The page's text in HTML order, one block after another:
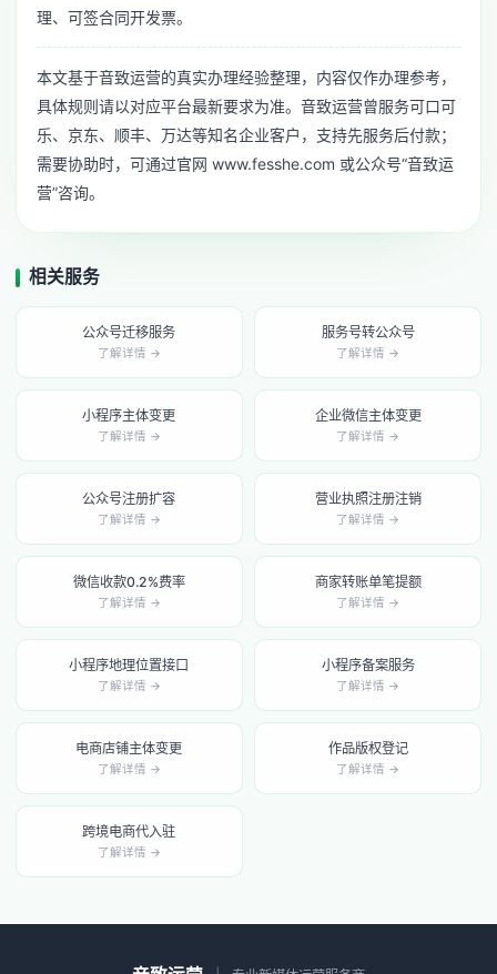
理、可签合同开发票。
本文基于音致运营的真实办理经验整理，内容仅作办理参考，
具体规则请以对应平台最新要求为准。音致运营曾服务可口可
乐、京东、顺丰、万达等知名企业客户，支持先服务后付款；
需要协助时，可通过官网 www.fesshe.com 或公众号“音致运
营”咨询。
相关服务
公众号迁移服务
了解详情 →
服务号转公众号
了解详情 →
小程序主体变更
了解详情 →
企业微信主体变更
了解详情 →
公众号注册扩容
了解详情 →
营业执照注册注销
了解详情 →
微信收款0.2%费率
了解详情 →
商家转账单笔提额
了解详情 →
小程序地理位置接口
了解详情 →
小程序备案服务
了解详情 →
电商店铺主体变更
了解详情 →
作品版权登记
了解详情 →
跨境电商代入驻
了解详情 →